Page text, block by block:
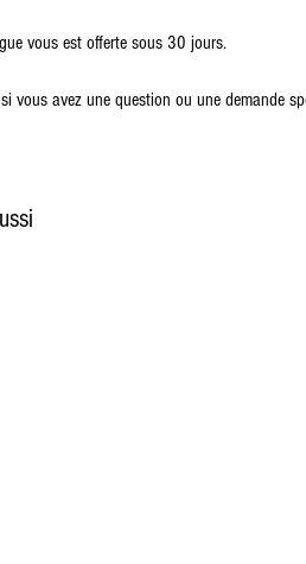
vous est offerte sous 30 jours.
si vous avez une question ou une demande